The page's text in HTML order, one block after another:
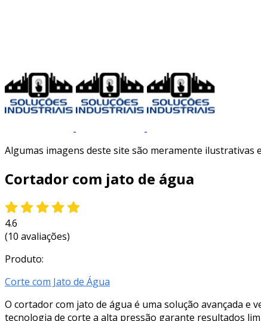
Algumas imagens deste site são meramente ilustrativas
Cortador com jato de água
4.6
(10 avaliações)
Produto:
Corte com Jato de Água
O cortador com jato de água é uma solução avançada e
tecnologia de corte a alta pressão garante resultados